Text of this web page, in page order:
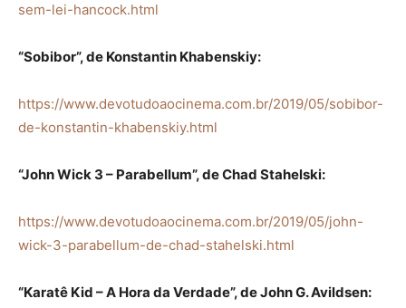
sem-lei-hancock.html
“Sobibor”, de Konstantin Khabenskiy:
https://www.devotudoaocinema.com.br/2019/05/sobibor-
de-konstantin-khabenskiy.html
“John Wick 3 – Parabellum”, de Chad Stahelski:
https://www.devotudoaocinema.com.br/2019/05/john-
wick-3-parabellum-de-chad-stahelski.html
“Karatê Kid – A Hora da Verdade”, de John G. Avildsen: